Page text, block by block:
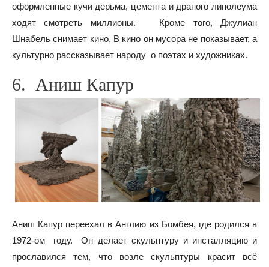
оформленные кучи дерьма, цемента и драного линолеума
ходят смотреть миллионы. Кроме того, Джулиан
Шнабель снимает кино. В кино он мусора не показывает, а
культурно рассказывает народу о поэтах и художниках.
6. Аниш Капур
Аниш Капур переехал в Англию из Бомбея, где родился в
1972-ом году. Он делает скульптуру и инсталляцию и
прославился тем, что возле скульптуры красит всё